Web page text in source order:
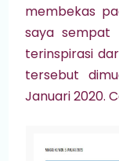
membekas
saya sempat
terinspirasi
tersebut
Januari 2020.